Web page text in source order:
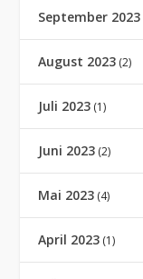
September 2023
August 2023 (2)
Juli 2023 (1)
Juni 2023 (2)
Mai 2023 (4)
April 2023 (1)